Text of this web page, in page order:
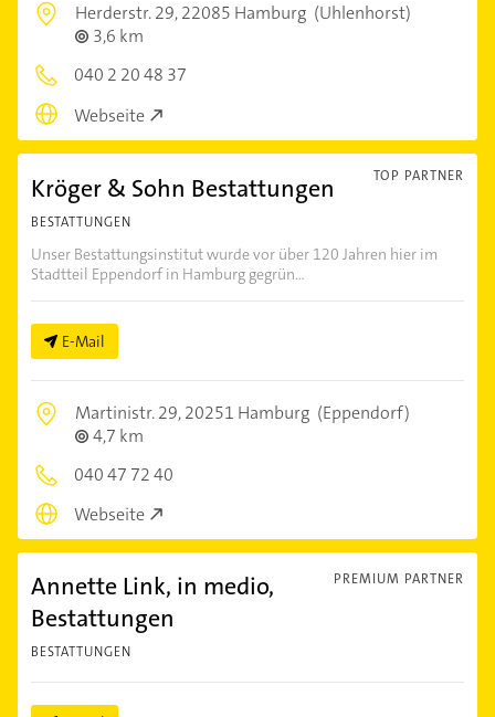
Herderstr. 29,22085 Hamburg (Uhlenhorst)
3,6 km
040 2 20 48 37
Webseite
TOP PARTNER
Kröger & Sohn Bestattungen
BESTATTUNGEN
Unser Bestattungsinstitut wurde vor über 120 Jahren hier im
Stadtteil Eppendorf in Hamburg gegrün...
E-Mail
Martinistr. 29,20251 Hamburg (Eppendorf)
4,7 km
040 47 72 40
Webseite
PREMIUM PARTNER
Annette Link, in medio,
Bestattungen
BESTATTUNGEN